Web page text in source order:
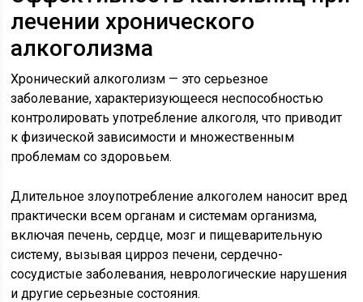
лечении хронического
алкоголизма
Хронический алкоголизм — это серьезное
заболевание, характеризующееся неспособностью
контролировать употребление алкоголя, что приводит
к физической зависимости и множественным
проблемам со здоровьем.
Длительное злоупотребление алкоголем наносит вред
практически всем органам и системам организма,
включая печень, сердце, мозг и пищеварительную
систему, вызывая цирроз печени, сердечно-
сосудистые заболевания, неврологические нарушения
и другие серьезные состояния.